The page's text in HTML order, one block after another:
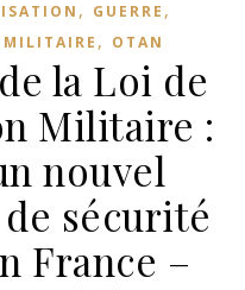
, GUERRE ,
, OTAN
la Loi de
Militaire :
nouvel
sécurité
France –